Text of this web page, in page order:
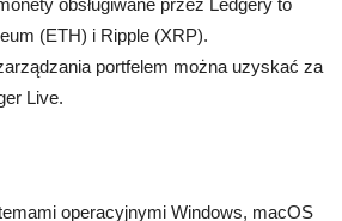
(ETH) i Ripple (XRP).
portfelem można uzyskać za
Live.
operacyjnymi Windows, macOS